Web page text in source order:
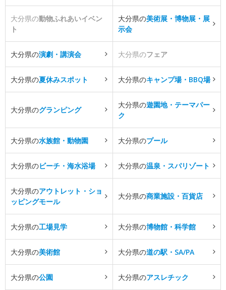
大分県の動物ふれあいイベン
ト
大分県の美術展・博物展・展
示会
大分県の演劇・講演会 大分県のフェア
大分県の夏休みスポット 大分県のキャンプ場・BBQ場
大分県のグランピング
大分県の遊園地・テーマパー
ク
大分県の水族館・動物園 大分県のプール
大分県のビーチ・海水浴場 大分県の温泉・スパリゾート
大分県のアウトレット・ショ
ッピングモール
大分県の商業施設・百貨店
大分県の工場見学 大分県の博物館・科学館
大分県の美術館 大分県の道の駅・SA/PA
大分県の公園 大分県のアスレチック